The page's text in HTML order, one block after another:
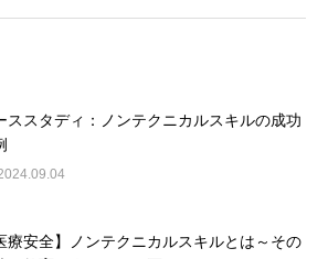
ススタディ：ノンテクニカルスキルの成功
療安全】ノンテクニカルスキルとは～その